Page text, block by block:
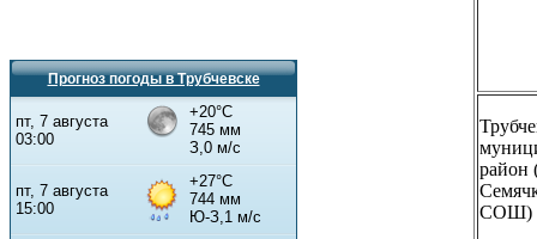
Прогноз погоды в Трубчевске
СОШ)